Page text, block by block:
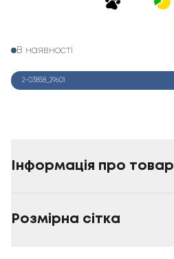
В наявності
2-03858_29601
Інформація про товар
Розмірна сітка